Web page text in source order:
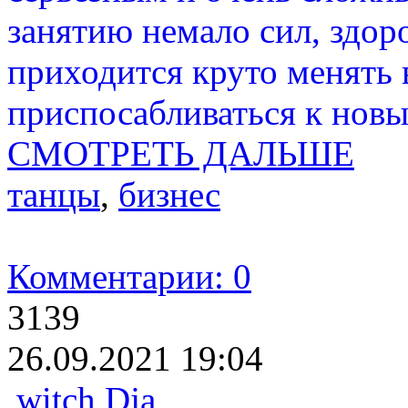
занятию немало сил,
приходится круто
приспосабливаться к
СМОТРЕТЬ ДАЛЬШЕ
танцы, бизнес
Комментарии: 0
3139
26.09.2021 19:04
witch Dja